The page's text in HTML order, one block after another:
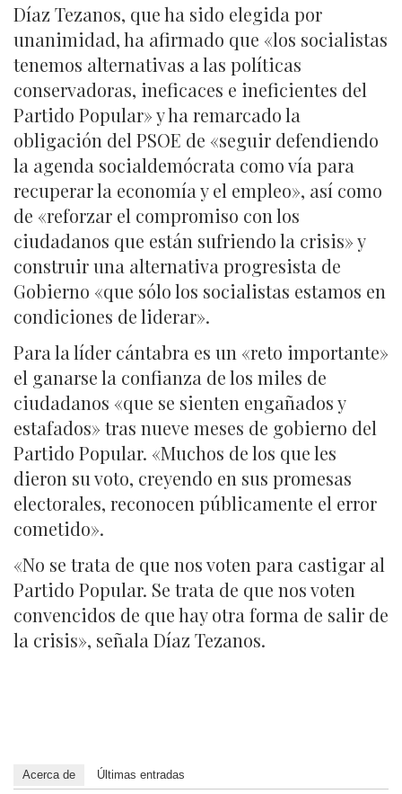
Díaz Tezanos, que ha sido elegida por
unanimidad, ha afirmado que «los socialistas
tenemos alternativas a las políticas
conservadoras, ineficaces e ineficientes del
Partido Popular» y ha remarcado la
obligación del PSOE de «seguir defendiendo
la agenda socialdemócrata como vía para
recuperar la economía y el empleo», así como
de «reforzar el compromiso con los
ciudadanos que están sufriendo la crisis» y
construir una alternativa progresista de
Gobierno «que sólo los socialistas estamos en
condiciones de liderar».
Para la líder cántabra es un «reto importante»
el ganarse la confianza de los miles de
ciudadanos «que se sienten engañados y
estafados» tras nueve meses de gobierno del
Partido Popular. «Muchos de los que les
dieron su voto, creyendo en sus promesas
electorales, reconocen públicamente el error
cometido».
«No se trata de que nos voten para castigar al
Partido Popular. Se trata de que nos voten
convencidos de que hay otra forma de salir de
la crisis», señala Díaz Tezanos.
Acerca de Últimas entradas